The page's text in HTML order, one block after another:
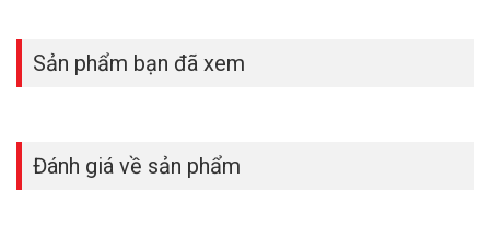
Sản phẩm bạn đã xem
Đánh giá về sản phẩm